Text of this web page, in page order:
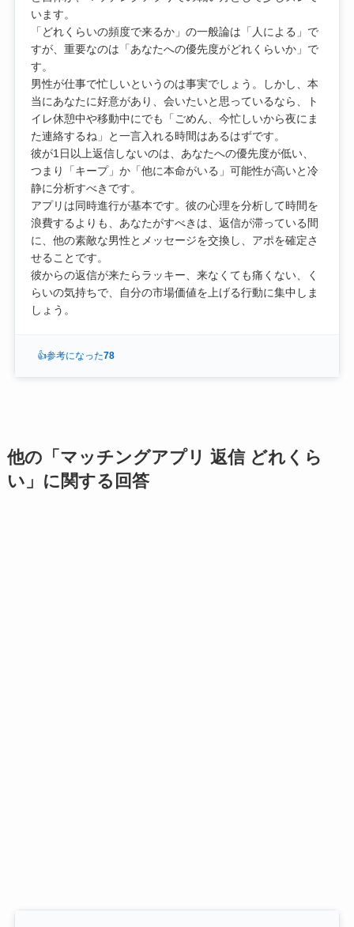
います。
「どれくらいの頻度で来るか」の一般論は「人による」で
すが、重要なのは「あなたへの優先度がどれくらいか」で
す。
男性が仕事で忙しいというのは事実でしょう。しかし、本
当にあなたに好意があり、会いたいと思っているなら、ト
イレ休憩中や移動中にでも「ごめん、今忙しいから夜にま
た連絡するね」と一言入れる時間はあるはずです。
彼が1日以上返信しないのは、あなたへの優先度が低い、
つまり「キープ」か「他に本命がいる」可能性が高いと冷
静に分析すべきです。
アプリは同時進行が基本です。彼の心理を分析して時間を
浪費するよりも、あなたがすべきは、返信が滞っている間
に、他の素敵な男性とメッセージを交換し、アポを確定さ
せることです。
彼からの返信が来たらラッキー、来なくても痛くない、く
らいの気持ちで、自分の市場価値を上げる行動に集中しま
しょう。
👍参考になった78
他の「マッチングアプリ 返信 どれくら
い」に関する回答